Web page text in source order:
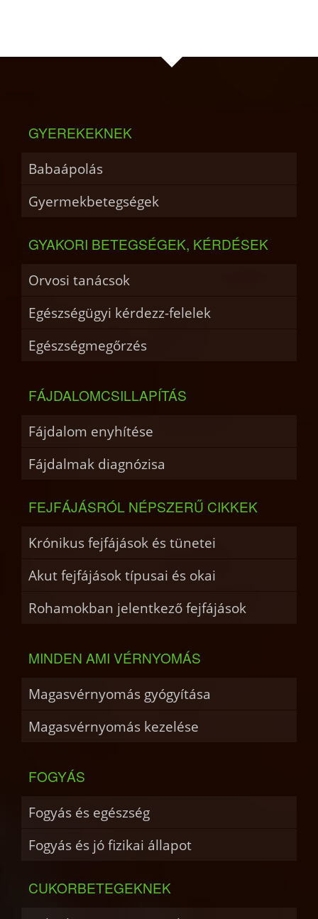
GYEREKEKNEK
Babaápolás
Gyermekbetegségek
GYAKORI BETEGSÉGEK, KÉRDÉSEK
Orvosi tanácsok
Egészségügyi kérdezz-felelek
Egészségmegőrzés
FÁJDALOMCSILLAPÍTÁS
Fájdalom enyhítése
Fájdalmak diagnózisa
FEJFÁJÁSRÓL NÉPSZERŰ CIKKEK
Krónikus fejfájások és tünetei
Akut fejfájások típusai és okai
Rohamokban jelentkező fejfájások
MINDEN AMI VÉRNYOMÁS
Magasvérnyomás gyógyítása
Magasvérnyomás kezelése
FOGYÁS
Fogyás és egészség
Fogyás és jó fizikai állapot
CUKORBETEGEKNEK